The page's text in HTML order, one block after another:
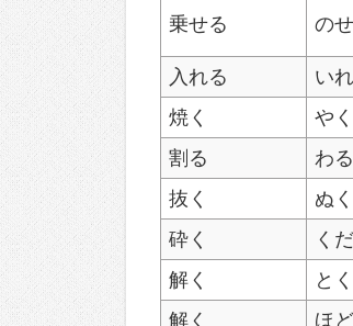
乗せる の
入れる
い
焼く
やく
割る
わる
抜く
ぬく
砕く
く
解く
とく
解く
ほ